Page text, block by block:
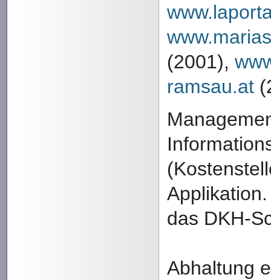
(2001),
ramsau.at
das DKH-
Abhaltung